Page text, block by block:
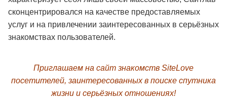
сконцентрировался на качестве предоставляемых
услуг и на привлечении заинтересованных в серьёзных
знакомствах пользователей.
Приглашаем на сайт знакомств SiteLove
посетителей, заинтересованных в поиске спутника
жизни и серьёзных отношениях!